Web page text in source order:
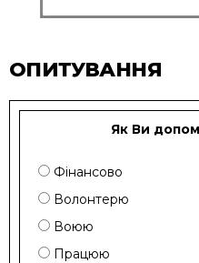
ОПИТУВАННЯ
Як Ви
Фінансово
Волонтерю
Воюю
Працюю